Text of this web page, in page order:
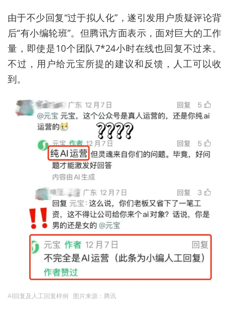
由于不少回复“过于拟人化”，遂引发用户质疑评论背
后“有小编轮班”。但腾讯方面表示，面对巨大的工作
量，即使是10个团队7*24小时在线也回复不过来。
不过，用户给元宝所提的建议和反馈，人工可以收
到。
AI回复及人工回复样例 图片来源：腾讯